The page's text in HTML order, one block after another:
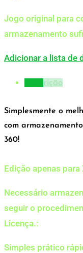
Jogo original para
armazenamento
Adicionar a lista de
Descrição
Simplesmente o
com
360!
Edição apenas
Necessário
seguir o
Licença.:
Simples prático